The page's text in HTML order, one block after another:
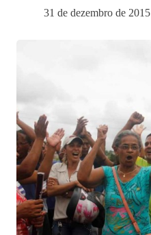
31 de dezembro de 2015